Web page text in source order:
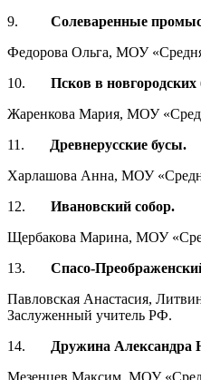
9. Солеваренные
Федорова Ольга, МОУ
10. Псков в
Жаренкова Мария, МОУ
11.
Древнерусские бусы.
Харлашова Анна, МОУ
12. Ивановский собор.
Щербакова Марина, МОУ
13. Спасо-
Павловская Анастасия,
Заслуженный учитель РФ.
14.
Дружина Александра